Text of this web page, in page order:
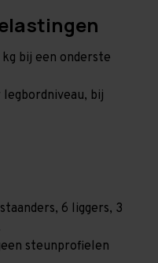
bij een onderste
bij
6 liggers, 3
steunprofielen